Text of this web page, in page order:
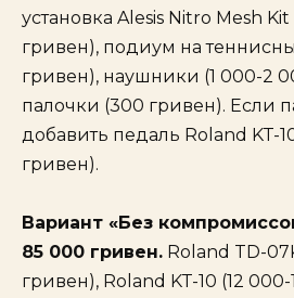
установка Alesis Nitro Mesh
гривен), подиум на
гривен), наушники (1 000-2
палочки (300 гривен). Если
добавить педаль Roland KT-
гривен).
Вариант «Без
85 000 гривен. Roland TD-
гривен), Roland KT-10 (12